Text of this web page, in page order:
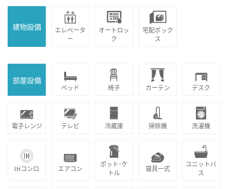
建物設備
エレベータ
ー
オートロッ
ク
宅配ボック
ス
部屋設備
ベッド 椅子 カーテン デスク
電子レンジ テレビ 冷蔵庫 掃除機 洗濯機
IHコンロ エアコン
ポット･ケ
トル
寝具一式
ユニットバ
ス